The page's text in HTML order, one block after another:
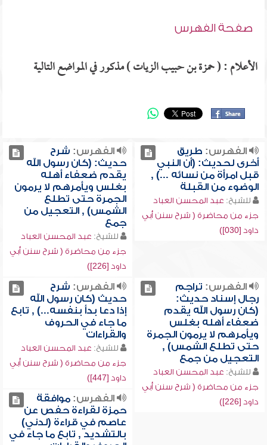
صفحة الفهرس
الأعلام : ( حمزة بن حبيب الزيات ) مذكور في المواضع التالية
الفهرس: طريق
أخرى لحديث: (أن النبي
قبل امرأة من نسائه ...) ,
الوضوء من القبلة
للشيخ: عبد المحسن العباد
جزء من محاضرة ( شرح سنن أبي
داود [030])
الفهرس: شرح
حديث: (كان رسول الله
يقدم ضعفاء أهله
بغلس ويأمرهم لا يرمون
الجمرة حتى تطلع
الشمس) , التعجيل من
جمع
للشيخ: عبد المحسن العباد
جزء من محاضرة ( شرح سنن أبي
داود [226])
الفهرس: تراجم
رجال إسناد حديث:
(كان رسول الله يقدم
ضعفاء أهله بغلس
ويأمرهم لا يرمون الجمرة
حتى تطلع الشمس) ,
التعجيل من جمع
للشيخ: عبد المحسن العباد
جزء من محاضرة ( شرح سنن أبي
داود [226])
الفهرس: شرح
حديث (كان رسول الله
إذا دعا بدأ بنفسه...) , تابع
ما جاء في الحروف
والقراءات
للشيخ: عبد المحسن العباد
جزء من محاضرة ( شرح سنن أبي
داود [447])
الفهرس:موافقة
حمزة لقراءة حفص عن
عاصم في قراءة (لدني)
بالتشديد , تابع ما جاء في